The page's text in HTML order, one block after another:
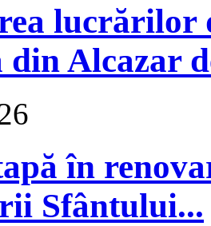
lucrărilor
Alcazar
în
Sfântului...